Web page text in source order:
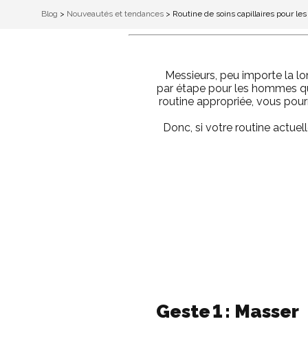
Blog > Nouveautés et tendances > Routine de soins capillaires pour
Messieurs, peu importe la
par étape pour les hommes
routine appropriée, vous
Donc, si votre routine
Geste 1 : Masser